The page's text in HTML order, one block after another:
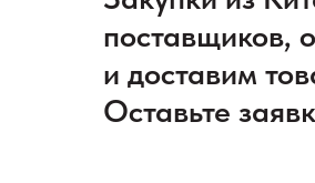
поставщиков,
и доставим
Оставьте